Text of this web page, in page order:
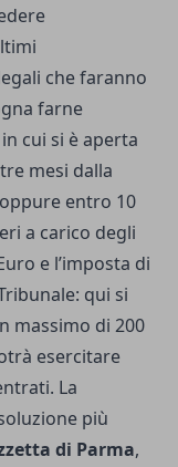
che faranno
farne
cui si è aperta
mesi dalla
entro 10
a carico degli
e l’imposta di
qui si
massimo di 200
esercitare
La
più
di Parma,